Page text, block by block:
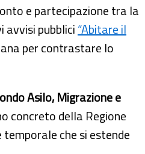
e partecipazione tra la
avvisi pubblici“Abitare il
per contrastare lo
Asilo, Migrazione e
concreto della Regione
che si estende